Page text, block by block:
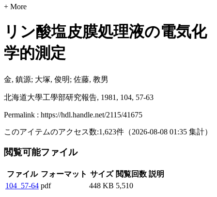
+ More
リン酸塩皮膜処理液の電気化
学的測定
金, 鎮源; 大塚, 俊明; 佐藤, 教男
北海道大學工學部研究報告, 1981, 104, 57-63
Permalink : https://hdl.handle.net/2115/41675
このアイテムのアクセス数:1,623件 （2026-08-08 01:35 集計）
閲覧可能ファイル
ファイル フォーマット サイズ 閲覧回数 説明
104_57-64 pdf 448 KB 5,510